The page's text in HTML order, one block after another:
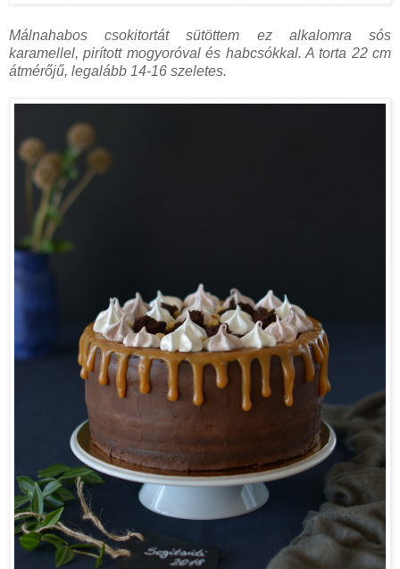
Málnahabos csokitortát sütöttem ez alkalomra sós
karamellel, pirított mogyoróval és habcsókkal. A torta 22 cm
átmérőjű, legalább 14-16 szeletes.